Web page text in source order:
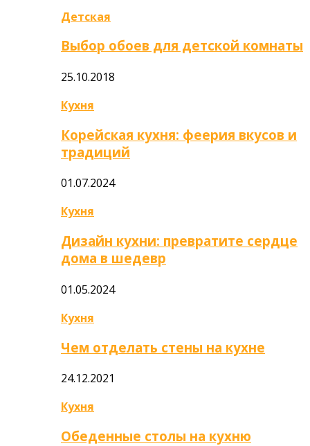
Детская
Выбор обоев для детской комнаты
25.10.2018
Кухня
Корейская кухня: феерия вкусов и
традиций
01.07.2024
Кухня
Дизайн кухни: превратите сердце
дома в шедевр
01.05.2024
Кухня
Чем отделать стены на кухне
24.12.2021
Кухня
Обеденные столы на кухню